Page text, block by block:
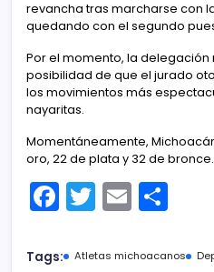
revancha tras marcharse con
quedando con el segundo
Por el momento, la
posibilidad de que el jurado
los movimientos más
nayaritas.
Momentáneamente,
oro, 22 de plata y 32 de bronce.
F
a
c
T
w
itt
E
m
ai m
Tags: Atletas michoacanos